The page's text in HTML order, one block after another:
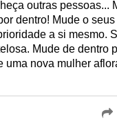
outras pessoas...
dentro! Mude o seus
a si mesmo.
Mude de dentro
uma nova mulher